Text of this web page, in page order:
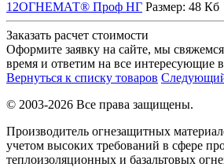
12ОГНЕМАТ® Проф НГ Размер: 48 Кб
Заказать расчет стоимости
Оформите заявку на сайте, мы
время и ответим на все интересующие
Вернуться к списку товаров
© 2003-2026 Все права защищены.
Производитель огнезащитных
учетом высоких требований в сфере
теплоизоляционных и базальтовых